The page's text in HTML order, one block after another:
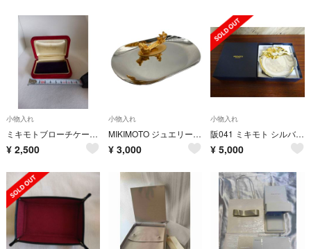
小物入れ
ミキモトブローチケース当時品
¥ 2,500
小物入れ
MIKIMOTO ジュエリートレイ パール付き♻️中古
¥ 3,000
小物入れ
阪041 ミキモト シルバートレー パール付き 美品
¥ 5,000